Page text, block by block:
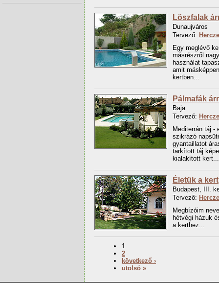
Löszfalak
Dunaujváros
Tervező:
Egy meglévő
másrészről
használat
amit
kertben...
Pálmafák
Baja
Tervező:
Mediterrán táj -
szikrázó
gyantaillatot
tarkított táj képe
kialakított kert...
Életük a kert
Budapest, III.
Tervező:
Megbízóim
hétvégi házuk
a kerthez...
1
2
következő ›
utolsó »